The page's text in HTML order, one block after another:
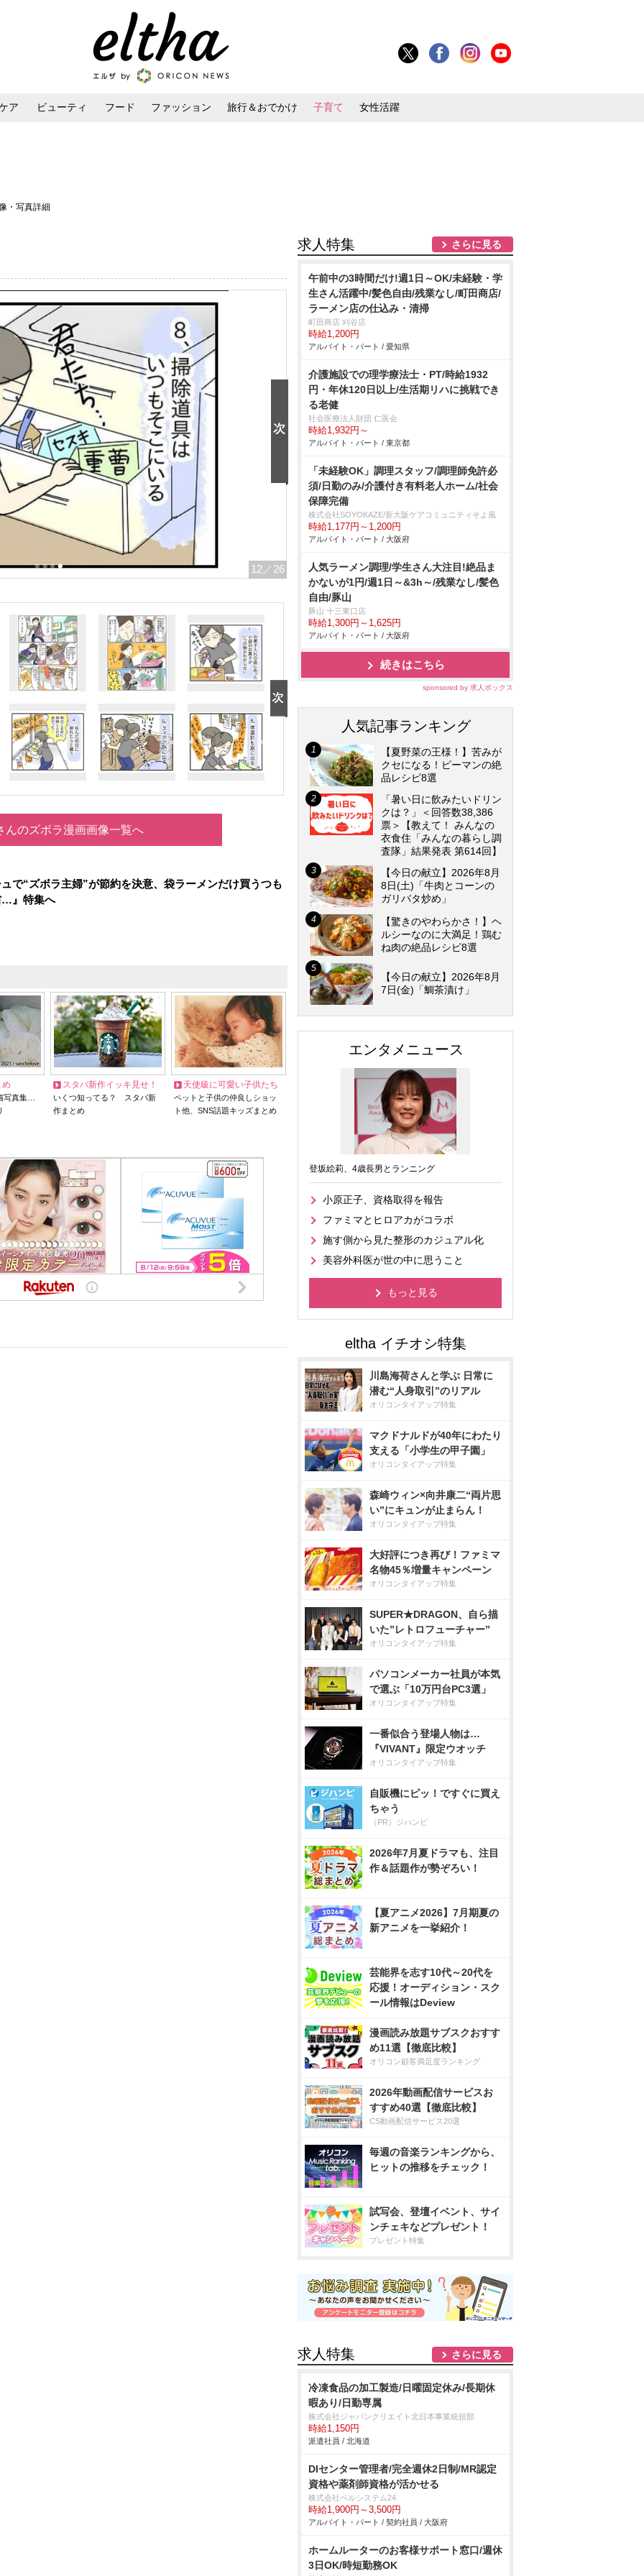
ア ビューティ フード ファッション 旅行＆おでかけ 子育て 女性活躍
・写真詳細
12 ／26
んのズボラ漫画画像一覧へ
で“ズボラ主婦”が節約を決意、袋ラーメンだけ買うつも
…』特集へ
め
写真集…
スタバ新作イッキ見せ！
いくつ知ってる？ スタバ新
作まとめ
天使級に可愛い子供たち
ペットと子供の仲良しショッ
ト他、SNS話題キッズまとめ
求人特集 さらに見る
午前中の3時間だけ!週1日～OK/未経験・学
生さん活躍中/髪色自由/残業なし/町田商店/
ラーメン店の仕込み・清掃
町田商店 刈谷店
時給1,200円
アルバイト・パート / 愛知県
介護施設での理学療法士・PT/時給1932
円・年休120日以上/生活期リハに挑戦でき
る老健
社会医療法人財団 仁医会
時給1,932円～
アルバイト・パート / 東京都
「未経験OK」調理スタッフ/調理師免許必
須/日勤のみ/介護付き有料老人ホーム/社会
保障完備
株式会社SOYOKAZE/新大阪ケアコミュニティそよ風
時給1,177円～1,200円
アルバイト・パート / 大阪府
人気ラーメン調理/学生さん大注目!絶品ま
かないが1円/週1日～&3h～/残業なし/髪色
自由/豚山
豚山 十三東口店
時給1,300円～1,625円
アルバイト・パート / 大阪府
続きはこちら
sponsored by 求人ボックス
人気記事ランキング
【夏野菜の王様！】苦みが
クセになる！ピーマンの絶
品レシピ8選
「暑い日に飲みたいドリン
クは？」＜回答数38,386
票＞【教えて！ みんなの
衣食住「みんなの暮らし調
査隊」結果発表 第614回】
【今日の献立】2026年8月
8日(土)「牛肉とコーンの
ガリバタ炒め」
【驚きのやわらかさ！】ヘ
ルシーなのに大満足！鶏む
ね肉の絶品レシピ8選
【今日の献立】2026年8月
7日(金)「鯛茶漬け」
エンタメニュース
登坂絵莉、4歳長男とランニング
小原正子、資格取得を報告
ファミマとヒロアカがコラボ
施す側から見た整形のカジュアル化
美容外科医が世の中に思うこと
もっと見る
川島海荷さんと学ぶ 日常に
潜む“人身取引”のリアル
オリコンタイアップ特集
マクドナルドが40年にわたり
支える「小学生の甲子園」
オリコンタイアップ特集
森崎ウィン×向井康二“両片思
い”にキュンが止まらん！
オリコンタイアップ特集
大好評につき再び！ファミマ
名物45％増量キャンペーン
オリコンタイアップ特集
SUPER★DRAGON、自ら描
いた”レトロフューチャー”
オリコンタイアップ特集
パソコンメーカー社員が本気
で選ぶ「10万円台PC3選」
オリコンタイアップ特集
一番似合う登場人物は…
『VIVANT』限定ウオッチ
オリコンタイアップ特集
自販機にピッ！ですぐに買え
ちゃう
（PR）ジハンピ
2026年7月夏ドラマも、注目
作＆話題作が勢ぞろい！
【夏アニメ2026】7月期夏の
新アニメを一挙紹介！
芸能界を志す10代～20代を
応援！オーディション・スク
ール情報はDeview
漫画読み放題サブスクおすす
め11選【徹底比較】
オリコン顧客満足度ランキング
2026年動画配信サービスお
すすめ40選【徹底比較】
CS動画配信サービス20選
毎週の音楽ランキングから、
ヒットの推移をチェック！
試写会、登壇イベント、サイ
ンチェキなどプレゼント！
プレゼント特集
求人特集 さらに見る
冷凍食品の加工製造/日曜固定休み/長期休
暇あり/日勤専属
株式会社ジャパンクリエイト北日本事業統括部
時給1,150円
派遣社員 / 北海道
DIセンター管理者/完全週休2日制/MR認定
資格や薬剤師資格が活かせる
株式会社ベルシステム24
時給1,900円～3,500円
アルバイト・パート / 契約社員 / 大阪府
ホームルーターのお客様サポート窓口/週休
3日OK/時短勤務OK